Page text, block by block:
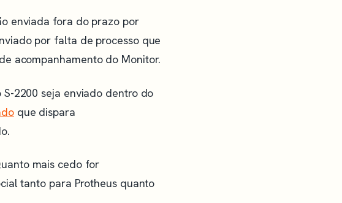
enviada fora do prazo por
por falta de processo que
acompanhamento do Monitor.
2200 seja enviado dentro do
que dispara
mais cedo for
tanto para Protheus quanto